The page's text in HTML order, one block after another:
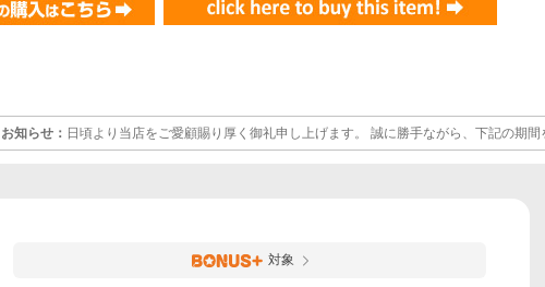
お知らせ： 日頃より当店をご愛顧賜り厚く御礼申し上げます。 誠に勝手ながら、下記の期間
業期間とさせていただきます。 ●2026年8月11日(火) ～ 2026年8月16日(日) ※お客様相談室
対象